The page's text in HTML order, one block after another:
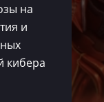
на
и
кибера